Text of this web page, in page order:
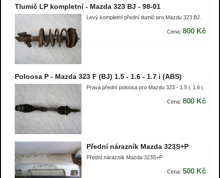
Tlumič LP kompletní - Mazda 323 BJ - 98-01
Levý kompletní přední tlumič pro Mazdu 323 BJ.
Cena: 800 Kč
Poloosa P - Mazda 323 F (BJ) 1.5 - 1.6 - 1.7 i (ABS)
Pravá přední poloosa pro Mazdu 323 - 1.5 i, 1.6 i,
Cena: 800 Kč
Přední nárazník Mazda 323S+P
Přední nárazník Mazda 323S+P
Cena: 500 Kč